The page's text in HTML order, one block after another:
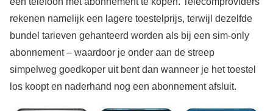
rekenen namelijk een lagere toestelprijs, terwijl dezelfde
bundel tarieven gehanteerd worden als bij een sim-only
abonnement – waardoor je onder aan de streep
simpelweg goedkoper uit bent dan wanneer je het toestel
los koopt en naderhand nog een abonnement afsluit.